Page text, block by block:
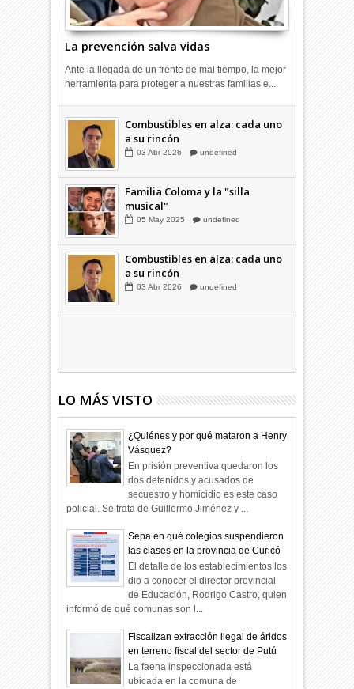
La prevención salva vidas
Ante la llegada de un frente de mal tiempo, la mejor
herramienta para proteger a nuestras familias e...
Hagamos la trazabilidad de los
candidatos
a su rincón
03 undefined
musical"
May 2025
LO MÁS VISTO
¿Quiénes y por qué mataron a Henry
Vásquez?
En prisión preventiva quedaron los
dos detenidos y acusados de
secuestro y homicidio es este caso
policial. Se trata de Guillermo Jiménez y ...
Sepa en qué colegios suspendieron
las clases en la provincia de Curicó
El detalle de los establecimientos los
dio a conocer el director provincial
de Educación, Rodrigo Castro, quien
informó de qué comunas son l...
Fiscalizan extracción ilegal de áridos
en terreno fiscal del sector de Putú
La faena inspeccionada está
ubicada en la comuna de